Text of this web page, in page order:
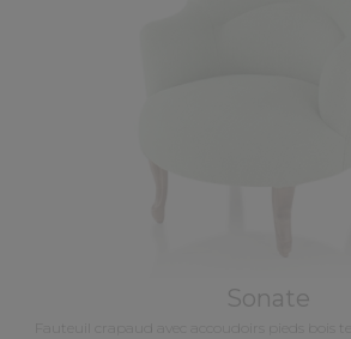
Sonate
Fauteuil crapaud avec accoudoirs pieds bois